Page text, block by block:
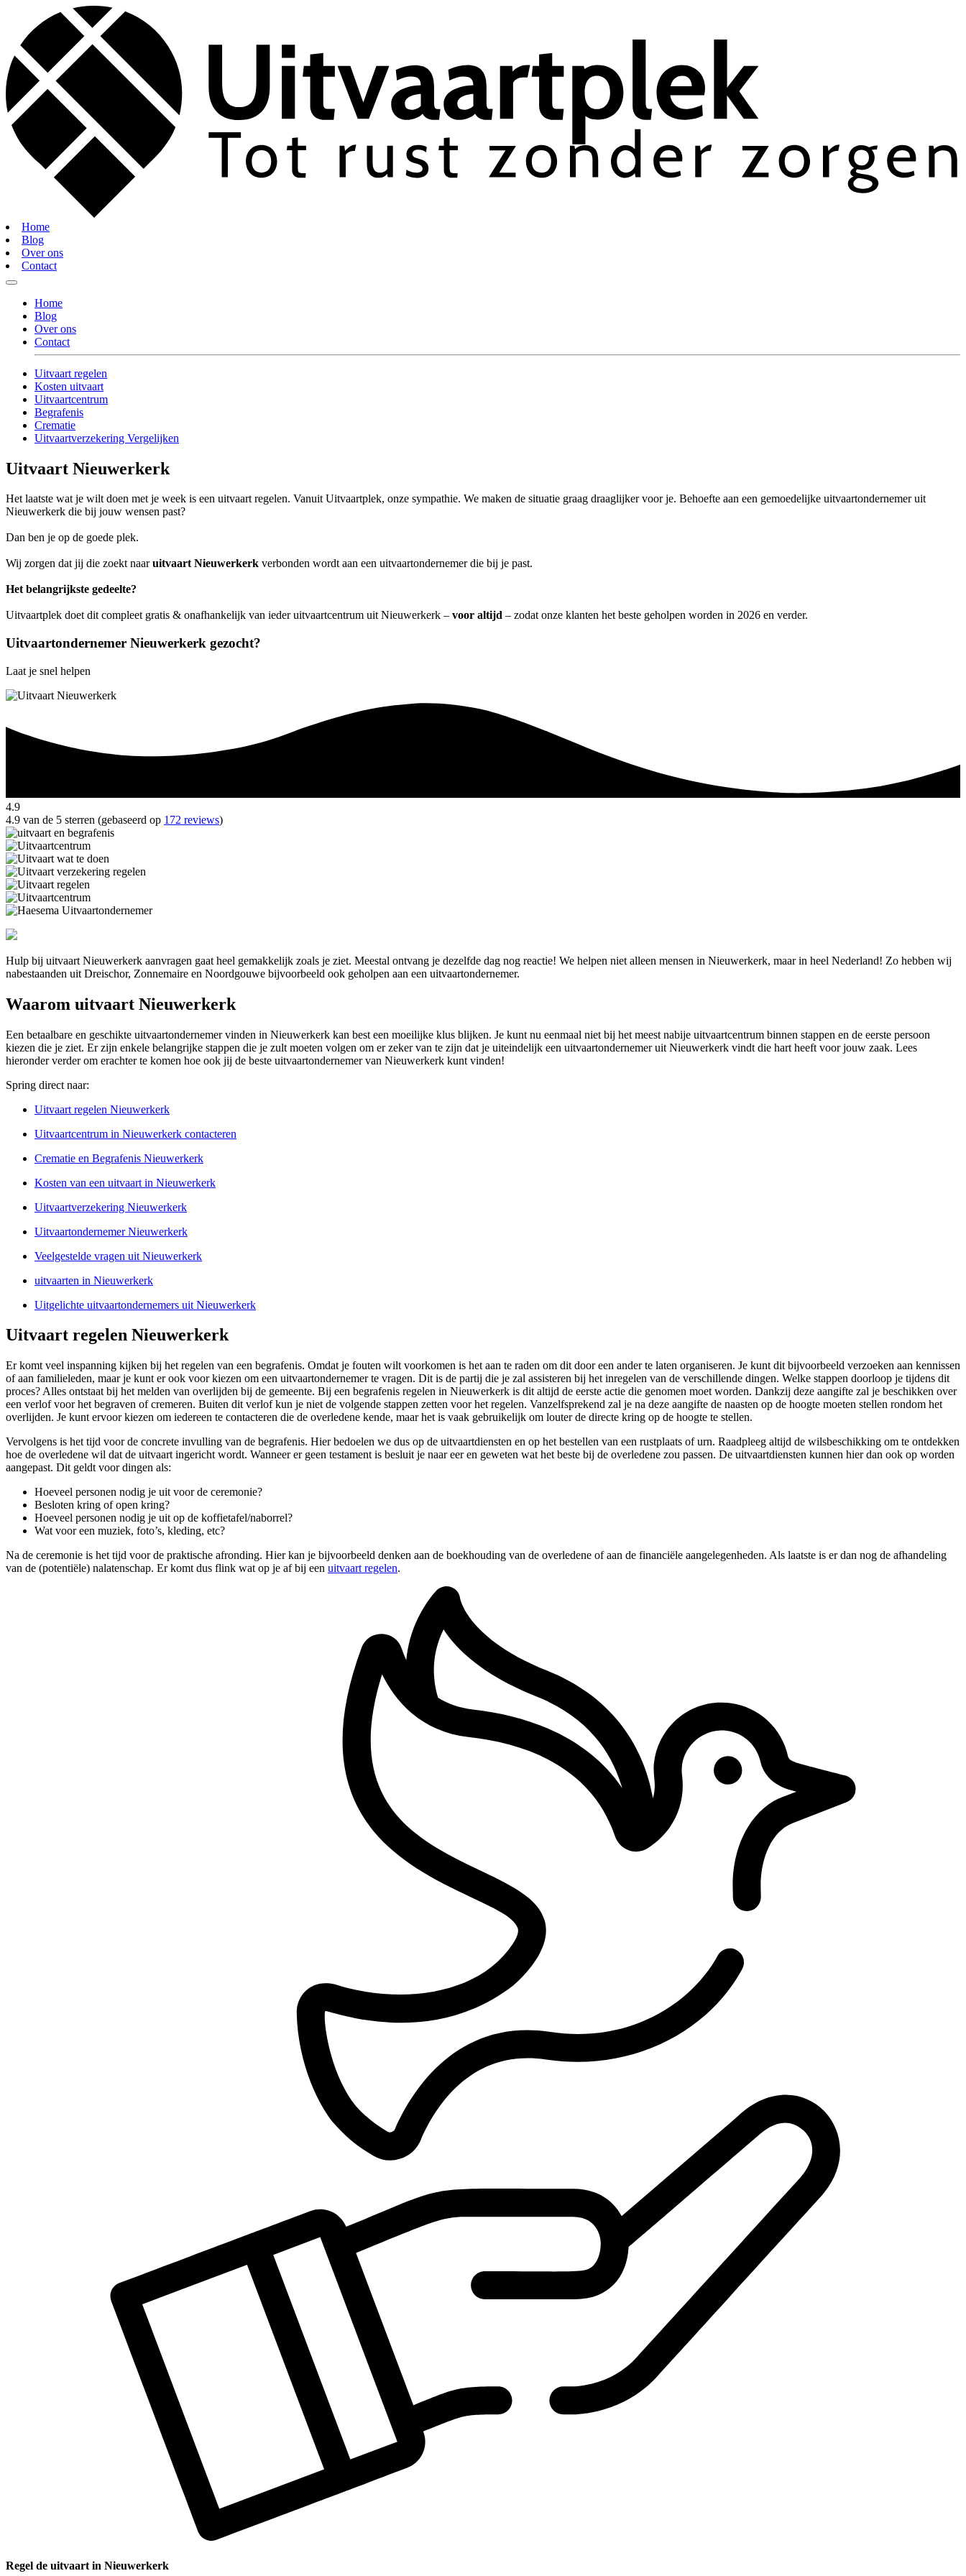
Home
Blog
Over ons
Contact
Home
Blog
Over ons
Contact
Uitvaart regelen
Kosten uitvaart
Uitvaartcentrum
Begrafenis
Crematie
Uitvaartverzekering Vergelijken
Uitvaart Nieuwerkerk
Het laatste wat je wilt doen met je week is een uitvaart regelen. Vanuit Uitvaartplek, onze sympathie. We maken de situatie graag draaglijker voor je. Behoefte aan een gemoedelijke uitvaartondernemer uit
Nieuwerkerk die bij jouw wensen past?
Dan ben je op de goede plek.
Wij zorgen dat jij die zoekt naaruitvaart Nieuwerkerk verbonden wordt aan een uitvaartondernemer die bij je past.
Het belangrijkste gedeelte?
Uitvaartplek doet dit compleet gratis & onafhankelijk van ieder uitvaartcentrum uit Nieuwerkerk – voor altijd – zodat onze klanten het beste geholpen worden in 2026 en verder.
Uitvaartondernemer Nieuwerkerk gezocht?
Laat je snel helpen
4.9
4.9 van de 5 sterren (gebaseerd op 172 reviews)
Hulp bij uitvaart Nieuwerkerk aanvragen gaat heel gemakkelijk zoals je ziet. Meestal ontvang je dezelfde dag nog reactie! We helpen niet alleen mensen in Nieuwerkerk, maar in heel Nederland! Zo hebben wij
nabestaanden uit Dreischor, Zonnemaire en Noordgouwe bijvoorbeeld ook geholpen aan een uitvaartondernemer.
Waarom uitvaart Nieuwerkerk
Een betaalbare en geschikte uitvaartondernemer vinden in Nieuwerkerk kan best een moeilijke klus blijken. Je kunt nu eenmaal niet bij het meest nabije uitvaartcentrum binnen stappen en de eerste persoon
kiezen die je ziet. Er zijn enkele belangrijke stappen die je zult moeten volgen om er zeker van te zijn dat je uiteindelijk een uitvaartondernemer uit Nieuwerkerk vindt die hart heeft voor jouw zaak. Lees
hieronder verder om erachter te komen hoe ook jij de beste uitvaartondernemer van Nieuwerkerk kunt vinden!
Spring direct naar:
Uitvaart regelen Nieuwerkerk
Uitvaartcentrum in Nieuwerkerk contacteren
Crematie en Begrafenis Nieuwerkerk
Kosten van een uitvaart in Nieuwerkerk
Uitvaartverzekering Nieuwerkerk
Uitvaartondernemer Nieuwerkerk
Veelgestelde vragen uit Nieuwerkerk
uitvaarten in Nieuwerkerk
Uitgelichte uitvaartondernemers uit Nieuwerkerk
Uitvaart regelen Nieuwerkerk
Er komt veel inspanning kijken bij het regelen van een begrafenis. Omdat je fouten wilt voorkomen is het aan te raden om dit door een ander te laten organiseren. Je kunt dit bijvoorbeeld verzoeken aan kennissen
of aan familieleden, maar je kunt er ook voor kiezen om een uitvaartondernemer te vragen. Dit is de partij die je zal assisteren bij het inregelen van de verschillende dingen. Welke stappen doorloop je tijdens dit
proces? Alles ontstaat bij het melden van overlijden bij de gemeente. Bij een begrafenis regelen in Nieuwerkerk is dit altijd de eerste actie die genomen moet worden. Dankzij deze aangifte zal je beschikken over
een verlof voor het begraven of cremeren. Buiten dit verlof kun je niet de volgende stappen zetten voor het regelen. Vanzelfsprekend zal je na deze aangifte de naasten op de hoogte moeten stellen rondom het
overlijden. Je kunt ervoor kiezen om iedereen te contacteren die de overledene kende, maar het is vaak gebruikelijk om louter de directe kring op de hoogte te stellen.
Vervolgens is het tijd voor de concrete invulling van de begrafenis. Hier bedoelen we dus op de uitvaartdiensten en op het bestellen van een rustplaats of urn. Raadpleeg altijd de wilsbeschikking om te ontdekken
hoe de overledene wil dat de uitvaart ingericht wordt. Wanneer er geen testament is besluit je naar eer en geweten wat het beste bij de overledene zou passen. De uitvaartdiensten kunnen hier dan ook op worden
aangepast. Dit geldt voor dingen als:
Hoeveel personen nodig je uit voor de ceremonie?
Besloten kring of open kring?
Hoeveel personen nodig je uit op de koffietafel/naborrel?
Wat voor een muziek, foto’s, kleding, etc?
Na de ceremonie is het tijd voor de praktische afronding. Hier kan je bijvoorbeeld denken aan de boekhouding van de overledene of aan de financiële aangelegenheden. Als laatste is er dan nog de afhandeling
van de (potentiële) nalatenschap. Er komt dus flink wat op je af bij een uitvaart regelen.
Regel de uitvaart in Nieuwerkerk